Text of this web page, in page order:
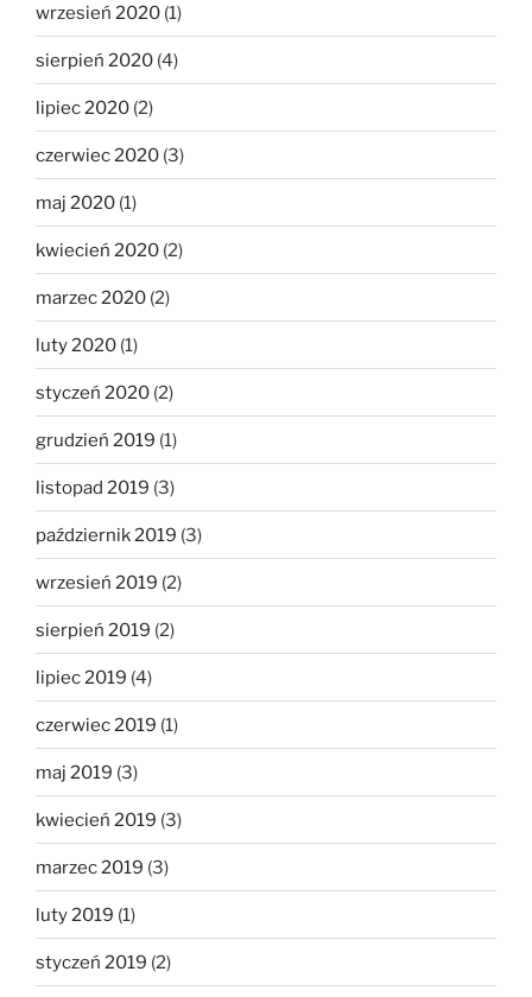
wrzesień 2020 (1)
sierpień 2020 (4)
lipiec 2020 (2)
czerwiec 2020 (3)
maj 2020 (1)
kwiecień 2020 (2)
marzec 2020 (2)
luty 2020 (1)
styczeń 2020 (2)
grudzień 2019 (1)
listopad 2019 (3)
październik 2019 (3)
wrzesień 2019 (2)
sierpień 2019 (2)
lipiec 2019 (4)
czerwiec 2019 (1)
maj 2019 (3)
kwiecień 2019 (3)
marzec 2019 (3)
luty 2019 (1)
styczeń 2019 (2)